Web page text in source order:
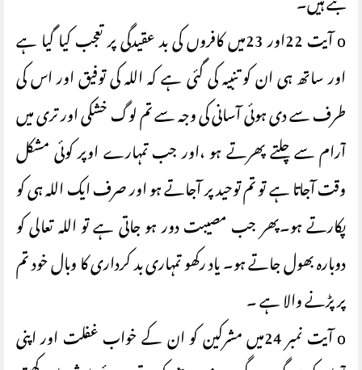
o آیت 22اور 23میں کافروں کی بد عقیدگی پر تعجب کیا گیا ہے
اور ساتھ ہی ان کو تنبیہ کی گئی ہے کہ اللہ کی توفیق اور اس کی
طرف سے دی ہوئی آسانی کی وجہ سے تم لوگ خشکی اور تری میں
آرام سے چلتے پھرتے ہو ،اور جب تمہارے اوپر کوئی مشکل
وقت آجاتا ہے تو تم توحید پر آجاتے ہو اور صرف ایک اللہ ہی کو
پکارتے ہو۔پھر جب مصیبت دور ہو جاتی ہے تو اللہ تعالی کو
دوبارہ بھول جاتے ہو۔ یاد رکھو تمہاری بد کرداری کا وبال خود تم
پر پڑنے والا ہے ۔
o آیت نمبر 24میں مشرکین کو ان کے خواب غفلت اور اپنی